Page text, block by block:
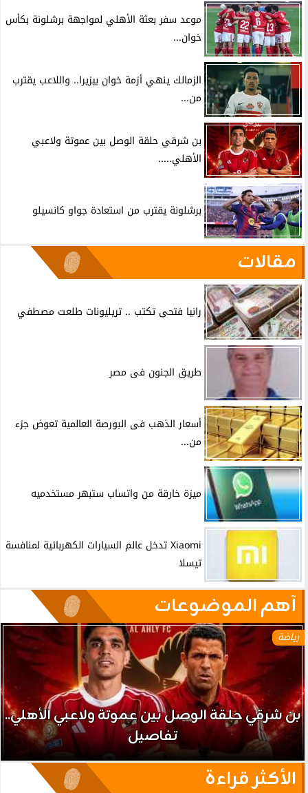
موعد سفر بعثة الأهلي لمواجهة برشلونة بكأس
خوان...
الزمالك ينهي أزمة خوان بيزيرا.. واللاعب يقترب
من...
بن شرقي حلقة الوصل بين عموتة ولاعبي
الأهلي.....
برشلونة يقترب من استعادة جواو كانسيلو
مقالات
رانيا فتحى تكتب .. تريليونات طلعت مصطفي
طريق الجنون فى مصر
أسعار الذهب فى البورصة العالمية تعوض جزء
من...
ميزة خارقة من واتساب ستبهر مستخدميه
Xiaomi تدخل عالم السيارات الكهربائية لمنافسة
تيسلا
آهم الموضوعات
رياضة
بن شرقي حلقة الوصل بين عموتة ولاعبي الأهلي..
تفاصيل
الأكثر قراءة